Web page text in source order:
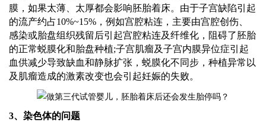
膜，如果太薄、太厚都会影响胚胎着床。由于子宫缺陷引起
的流产约占10%~15%，例如宫腔粘连，主要由宫腔创伤、
感染或胎盘组织残留后引起宫腔粘连及纤维化，阻碍了胚胎
的正常蜕膜化和胎盘种植;子宫肌瘤及子宫内膜异位症引起
血供减少导致缺血和静脉扩张，蜕膜化不同步，种植异常以
及肌瘤造成的激素改变也会引起妊娠的失败。
3、染色体的问题